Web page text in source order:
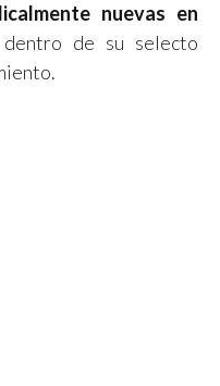
nuevas en
dentro de su selecto